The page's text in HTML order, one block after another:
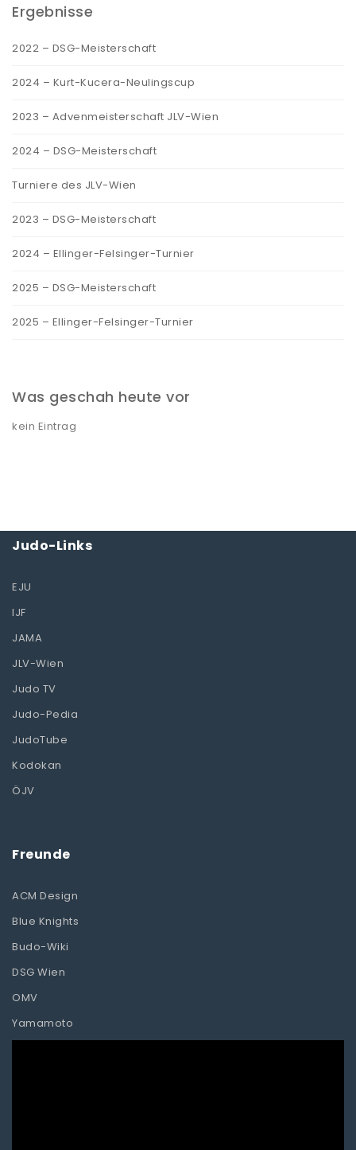
Ergebnisse
2022 – DSG-Meisterschaft
2024 – Kurt-Kucera-Neulingscup
2023 – Advenmeisterschaft JLV-Wien
2024 – DSG-Meisterschaft
Turniere des JLV-Wien
2023 – DSG-Meisterschaft
2024 – Ellinger-Felsinger-Turnier
2025 – DSG-Meisterschaft
2025 – Ellinger-Felsinger-Turnier
Was geschah heute vor
kein Eintrag
Judo-Links
EJU
IJF
JAMA
JLV-Wien
Judo TV
Judo-Pedia
JudoTube
Kodokan
ÖJV
Freunde
ACM Design
Blue Knights
Budo-Wiki
DSG Wien
OMV
Yamamoto